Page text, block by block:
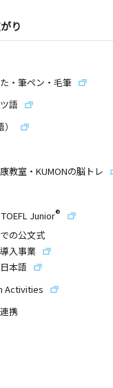
り
・筆ペン・毛筆
語
教室・KUMONの脳トレ
TOEFL Junior®
の公文式
入事業
本語
Activities
携